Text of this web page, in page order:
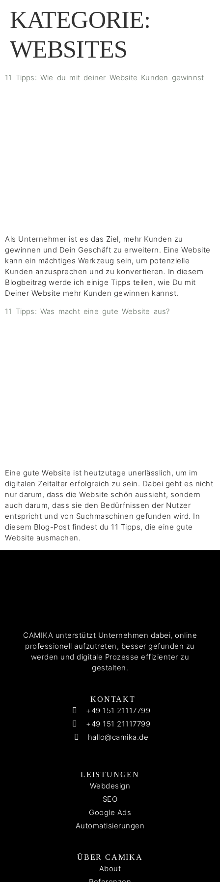
KATEGORIE:
WEBSITES
11 Tipps: Wie du mit deiner Website Kunden gewinnst
Als Unternehmer ist es das Ziel, mehr Kunden zu
gewinnen und Dein Geschäft zu erweitern. Eine Website
kann ein mächtiges Werkzeug sein, um potenzielle
Kunden anzusprechen und zu konvertieren. In diesem
Blogbeitrag werde ich einige Tipps teilen, wie Du mit
Deiner Website mehr Kunden gewinnen kannst.
11 Tipps: Was macht eine gute Website aus?
Eine gute Website ist heutzutage unerlässlich, um im
digitalen Zeitalter erfolgreich zu sein. Dabei geht es nicht
nur darum, dass die Website schön aussieht, sondern
auch darum, dass sie den Bedürfnissen der Nutzer
entspricht und von Suchmaschinen gefunden wird. In
diesem Blog-Post findest du 11 Tipps, die eine gute
Website ausmachen.
CAMIKA unterstützt Unternehmen dabei, online
professionell aufzutreten, besser gefunden zu
werden und digitale Prozesse effizienter zu
gestalten.
KONTAKT
+49 151 21117799
+49 151 21117799
hallo@camika.de
LEISTUNGEN
Webdesign
SEO
Google Ads
Automatisierungen
ÜBER CAMIKA
About